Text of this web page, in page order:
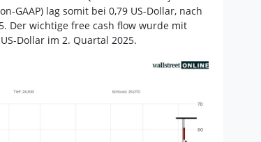
GAAP) lag somit bei 0,79 US-Dollar, nach
Der wichtige free cash flow wurde mit
Dollar im 2. Quartal 2025.